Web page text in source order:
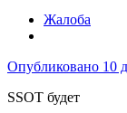
Жалоба
Опубликовано 10
SSOT будет